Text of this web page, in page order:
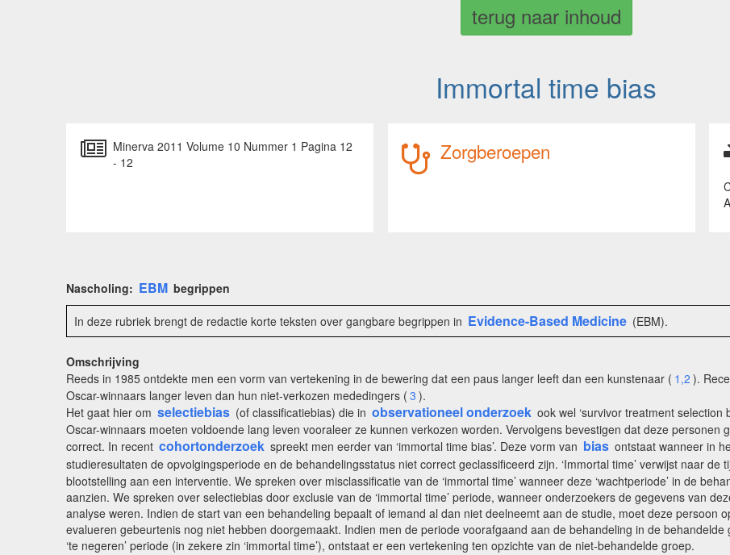
terug naar inhoud
Immortal time bias
Minerva 2011 Volume 10 Nummer 1 Pagina 12
- 12
Zorgberoepen
Nascholing: EBM begrippen
In deze rubriek brengt de redactie korte teksten over gangbare begrippen in Evidence-Based Medicine (EBM).
Omschrijving
Reeds in 1985 ontdekte men een vorm van vertekening in de bewering dat een paus langer leeft dan een kunstenaar ( 1,2 ).
Oscar-winnaars langer leven dan hun niet-verkozen mededingers ( 3 ).
Het gaat hier om selectiebias (of classificatiebias) die in observationeel onderzoek ook wel ‘survivor treatment selection
Oscar-winnaars moeten voldoende lang leven vooraleer ze kunnen verkozen worden. Vervolgens bevestigen dat deze
correct. In recent cohortonderzoek spreekt men eerder van ‘immortal time bias’. Deze vorm van bias ontstaat wanneer in
studieresultaten de opvolgingsperiode en de behandelingsstatus niet correct geclassificeerd zijn. ‘Immortal time’ verwijst naar de
blootstelling aan een interventie. We spreken over misclassificatie van de ‘immortal time’ wanneer deze ‘wachtperiode’ in de
aanzien. We spreken over selectiebias door exclusie van de ‘immortal time’ periode, wanneer onderzoekers de gegevens van
analyse weren. Indien de start van een behandeling bepaalt of iemand al dan niet deelneemt aan de studie, moet deze persoon
evalueren gebeurtenis nog niet hebben doorgemaakt. Indien men de periode voorafgaand aan de behandeling in de
‘te negeren’ periode (in zekere zin ‘immortal time’), ontstaat er een vertekening ten opzichte van de niet-behandelde groep.